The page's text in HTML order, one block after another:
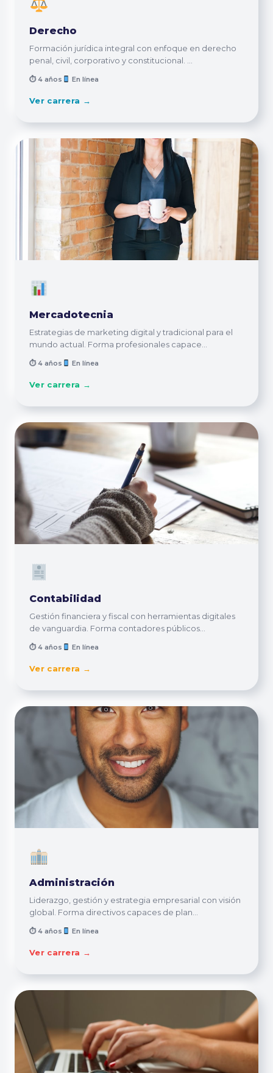
Derecho
Formación jurídica integral con enfoque en derecho
penal, civil, corporativo y constitucional. ...
⏱ 4 años En línea
Ver carrera →
Mercadotecnia
Estrategias de marketing digital y tradicional para el
mundo actual. Forma profesionales capace...
⏱ 4 años En línea
Ver carrera →
Contabilidad
Gestión financiera y fiscal con herramientas digitales
de vanguardia. Forma contadores públicos...
⏱ 4 años En línea
Ver carrera →
Administración
Liderazgo, gestión y estrategia empresarial con visión
global. Forma directivos capaces de plan...
⏱ 4 años En línea
Ver carrera →